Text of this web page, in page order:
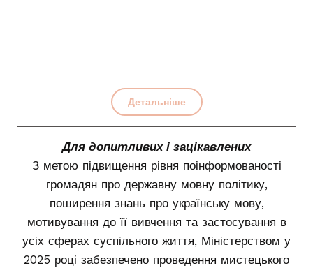
Детальніше
Для допитливих і зацікавлених
З метою підвищення рівня поінформованості
громадян про державну мовну політику,
поширення знань про українську мову,
мотивування до її вивчення та застосування в
усіх сферах суспільного життя, Міністерством у
2025 році забезпечено проведення мистецького